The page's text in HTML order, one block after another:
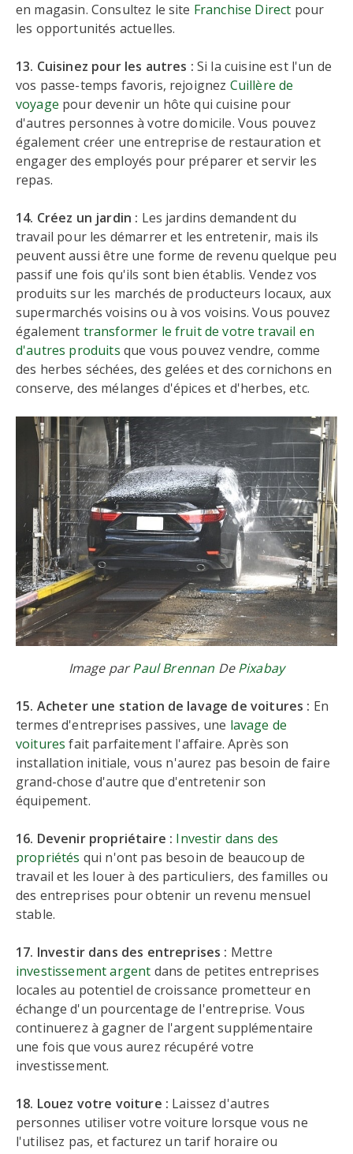
en magasin. Consultez le site Franchise Direct pour
les opportunités actuelles.
13. Cuisinez pour les autres : Si la cuisine est l'un de
vos passe-temps favoris, rejoignez Cuillère de
voyage pour devenir un hôte qui cuisine pour
d'autres personnes à votre domicile. Vous pouvez
également créer une entreprise de restauration et
engager des employés pour préparer et servir les
repas.
14. Créez un jardin : Les jardins demandent du
travail pour les démarrer et les entretenir, mais ils
peuvent aussi être une forme de revenu quelque peu
passif une fois qu'ils sont bien établis. Vendez vos
produits sur les marchés de producteurs locaux, aux
supermarchés voisins ou à vos voisins. Vous pouvez
également transformer le fruit de votre travail en
d'autres produits que vous pouvez vendre, comme
des herbes séchées, des gelées et des cornichons en
conserve, des mélanges d'épices et d'herbes, etc.
Image parPaul Brennan DePixabay
15. Acheter une station de lavage de voitures : En
termes d'entreprises passives, une lavage de
voitures fait parfaitement l'affaire. Après son
installation initiale, vous n'aurez pas besoin de faire
grand-chose d'autre que d'entretenir son
équipement.
16. Devenir propriétaire : Investir dans des
propriétés qui n'ont pas besoin de beaucoup de
travail et les louer à des particuliers, des familles ou
des entreprises pour obtenir un revenu mensuel
stable.
17. Investir dans des entreprises : Mettre
investissement argent dans de petites entreprises
locales au potentiel de croissance prometteur en
échange d'un pourcentage de l'entreprise. Vous
continuerez à gagner de l'argent supplémentaire
une fois que vous aurez récupéré votre
investissement.
18. Louez votre voiture : Laissez d'autres
personnes utiliser votre voiture lorsque vous ne
l'utilisez pas, et facturez un tarif horaire ou